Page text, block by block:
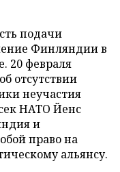
подачи
Финляндии в
20 февраля
об отсутствии
неучастия
НАТО Йенс
и
право на
альянсу.